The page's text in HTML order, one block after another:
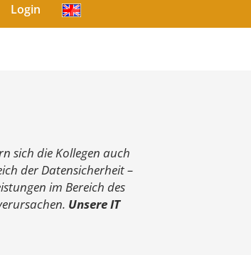
Login
sich die Kollegen auch
der Datensicherheit –
im Bereich des
Unsere IT